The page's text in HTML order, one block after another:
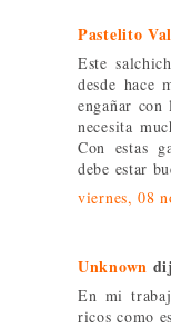
Pastelito
Este
desde hace
engañar
necesita
Con estas
debe estar
viernes, 08
Unknown
En mi
ricos como